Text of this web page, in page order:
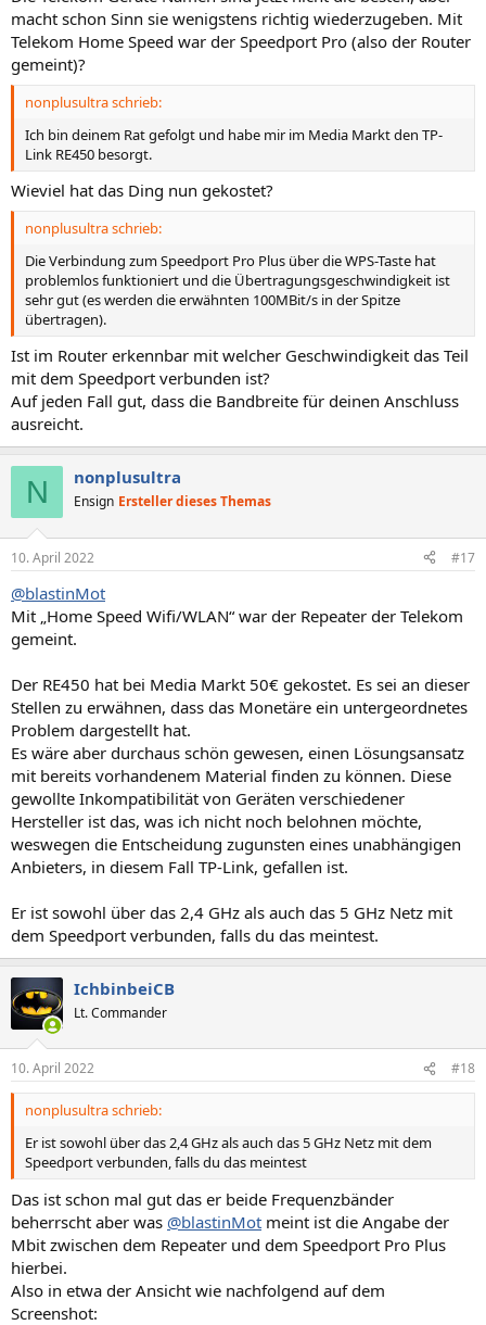
macht schon Sinn sie wenigstens richtig wiederzugeben. Mit
Telekom Home Speed war der Speedport Pro (also der Router
gemeint)?
nonplusultra schrieb:
Ich bin deinem Rat gefolgt und habe mir im Media Markt den TP-
Link RE450 besorgt.
Wieviel hat das Ding nun gekostet?
nonplusultra schrieb:
Die Verbindung zum Speedport Pro Plus über die WPS-Taste hat
problemlos funktioniert und die Übertragungsgeschwindigkeit ist
sehr gut (es werden die erwähnten 100MBit/s in der Spitze
übertragen).
Ist im Router erkennbar mit welcher Geschwindigkeit das Teil
mit dem Speedport verbunden ist?
Auf jeden Fall gut, dass die Bandbreite für deinen Anschluss
ausreicht.
N nonplusultra
Ensign Ersteller dieses Themas
10. April 2022 #17
@blastinMot
Mit „Home Speed Wifi/WLAN“ war der Repeater der Telekom
gemeint.
Der RE450 hat bei Media Markt 50€ gekostet. Es sei an dieser
Stellen zu erwähnen, dass das Monetäre ein untergeordnetes
Problem dargestellt hat.
Es wäre aber durchaus schön gewesen, einen Lösungsansatz
mit bereits vorhandenem Material finden zu können. Diese
gewollte Inkompatibilität von Geräten verschiedener
Hersteller ist das, was ich nicht noch belohnen möchte,
weswegen die Entscheidung zugunsten eines unabhängigen
Anbieters, in diesem Fall TP-Link, gefallen ist.
Er ist sowohl über das 2,4 GHz als auch das 5 GHz Netz mit
dem Speedport verbunden, falls du das meintest.
IchbinbeiCB
Lt. Commander
10. April 2022 #18
nonplusultra schrieb:
Er ist sowohl über das 2,4 GHz als auch das 5 GHz Netz mit dem
Speedport verbunden, falls du das meintest
Das ist schon mal gut das er beide Frequenzbänder
beherrscht aber was @blastinMot meint ist die Angabe der
Mbit zwischen dem Repeater und dem Speedport Pro Plus
hierbei.
Also in etwa der Ansicht wie nachfolgend auf dem
Screenshot: